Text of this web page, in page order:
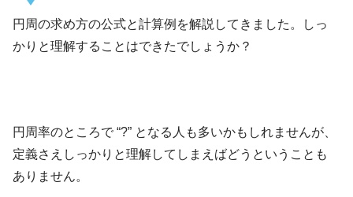
円周の求め方の公式と計算例を解説してきました。しっ
かりと理解することはできたでしょうか？
円周率のところで “?” となる人も多いかもしれませんが、
定義さえしっかりと理解してしまえばどうということも
ありません。